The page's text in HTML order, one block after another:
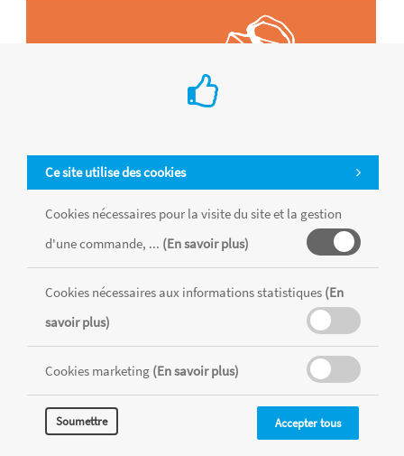
Ce site utilise des cookies
Cookies nécessaires pour la visite du site et la gestion
d'une commande, ... (En savoir plus)
Cookies nécessaires aux informations statistiques (En
savoir plus)
Cookies marketing (En savoir plus)
Soumettre Accepter tous
Tous les produits sont vendus dans la limite des stocks disponibles de
chaque magasin, toutes taxes comprises.
MENTIONS LÉGALES CONDITIONS GÉNÉRALES